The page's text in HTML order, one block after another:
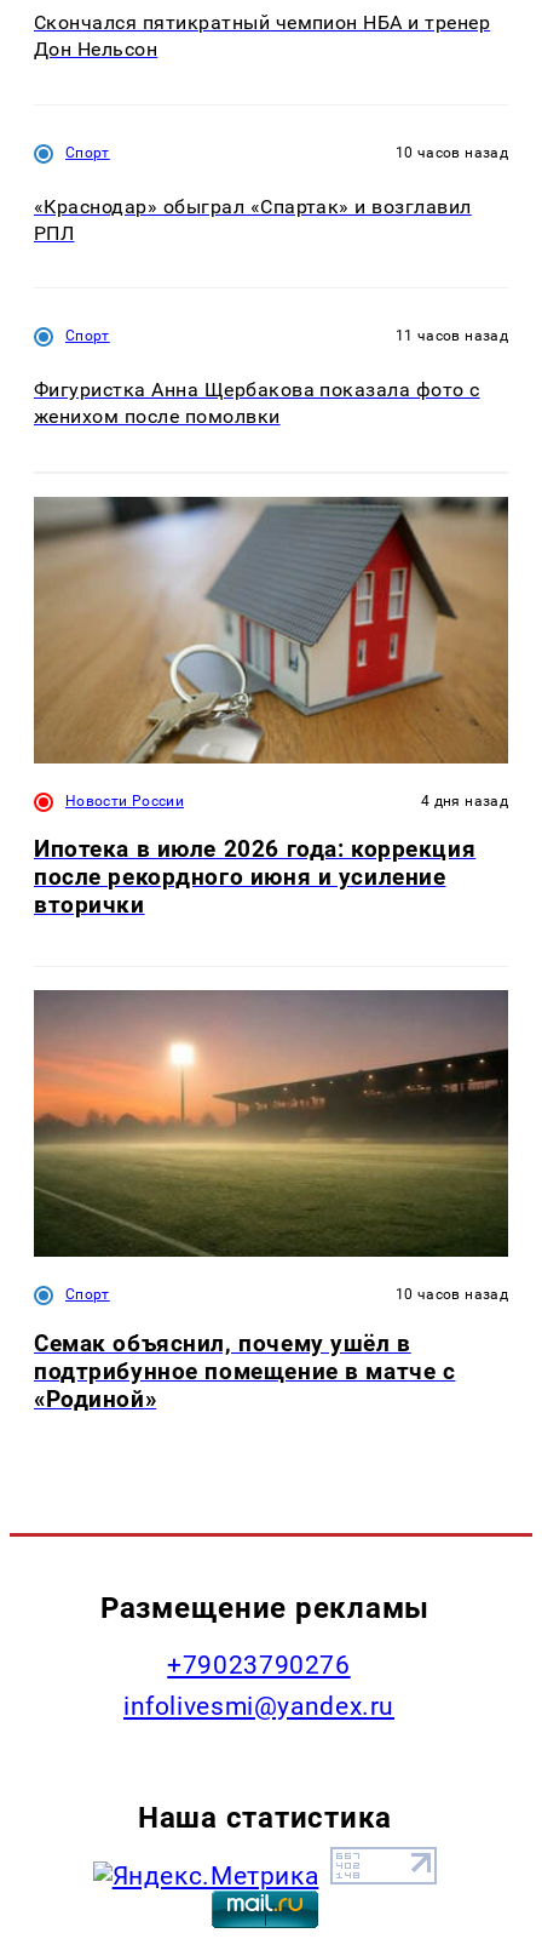
Скончался пятикратный чемпион НБА и тренер
Дон Нельсон
Спорт 10 часов назад
«Краснодар» обыграл «Спартак» и возглавил
РПЛ
Спорт 11 часов назад
Фигуристка Анна Щербакова показала фото с
женихом после помолвки
Новости России 4 дня назад
Ипотека в июле 2026 года: коррекция
после рекордного июня и усиление
вторички
Спорт 10 часов назад
Семак объяснил, почему ушёл в
подтрибунное помещение в матче с
«Родиной»
Размещение рекламы
+79023790276
infolivesmi@yandex.ru
Наша статистика